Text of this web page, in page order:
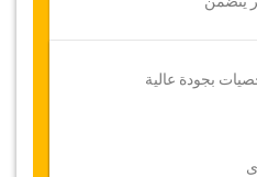
بجودة عالية